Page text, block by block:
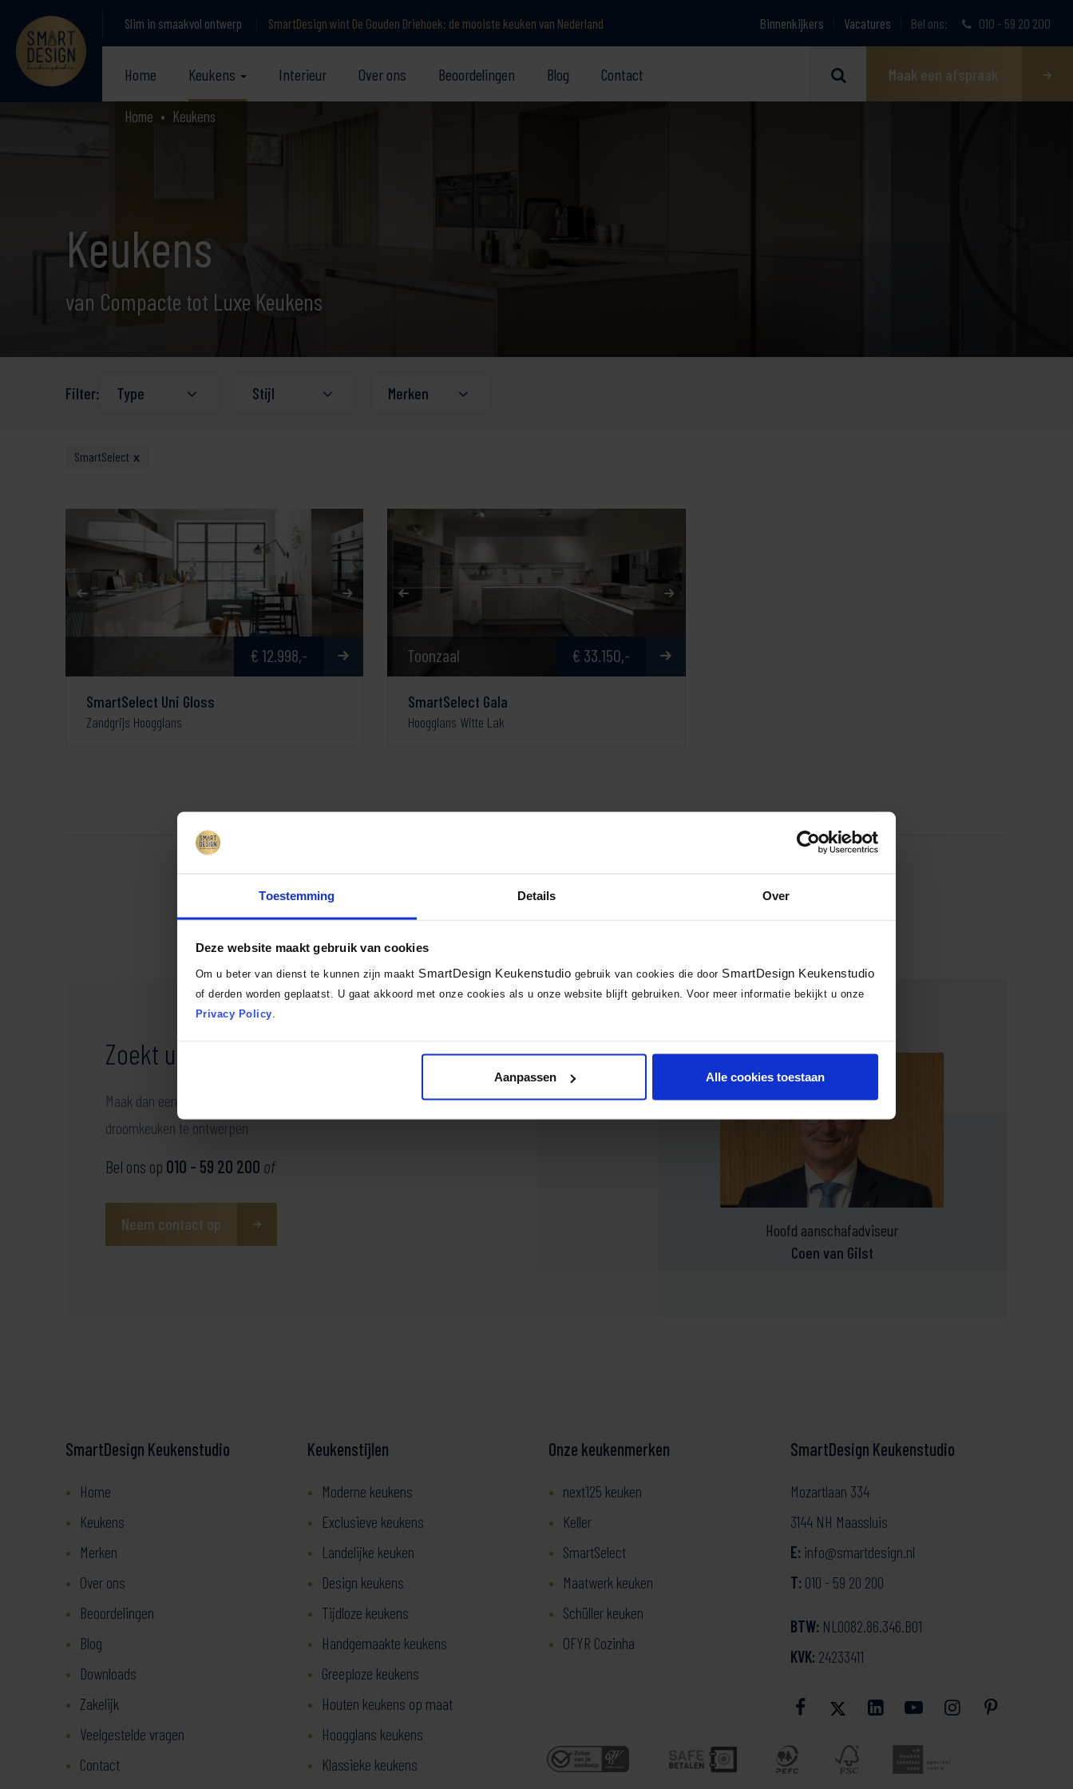
Toestemming Details Over
Deze website maakt gebruik van cookies
Om u beter van dienst te kunnen zijn maakt SmartDesign Keukenstudio gebruik van cookies die door SmartDesign Keukenstudio
of derden worden geplaatst. U gaat akkoord met onze cookies als u onze website blijft gebruiken. Voor meer informatie bekijkt u onze
Privacy Policy
Aanpassen Alle cookies toestaan
Slim in smaakvol ontwerp SmartDesign wint De Gouden Driehoek: de mooiste keuken van Nederland Bel ons: 010 - 59 20 200
Binnenkijkers Vacatures
Home Keukens Interieur Over ons Beoordelingen Blog Contact Maak een afspraak
Home Keukens
Keukens
van Compacte tot Luxe Keukens
Filter: Type Stijl Merken
SmartSelect x
€ 12.998,-
SmartSelect Uni Gloss
Zandgrijs Hoogglans
Toonzaal € 33.150,-
SmartSelect Gala
Hoogglans Witte Lak
Zoekt u
Maak dan een afspraak met één van onze adviseurs om uw
droomkeuken te ontwerpen
Bel ons op 010 - 59 20 200 of
Neem contact op
Hoofd aanschafadviseur
Coen van Gilst
SmartDesign Keukenstudio
Home
Keukens
Merken
Over ons
Beoordelingen
Blog
Downloads
Zakelijk
Veelgestelde vragen
Contact
Keukenstijlen
Moderne keukens
Exclusieve keukens
Landelijke keuken
Design keukens
Tijdloze keukens
Handgemaakte keukens
Greeploze keukens
Houten keukens op maat
Hoogglans keukens
Klassieke keukens
Onze keukenmerken
next125 keuken
Keller
SmartSelect
Maatwerk keuken
Schüller keuken
OFYR Cozinha
SmartDesign Keukenstudio
Mozartlaan 334
3144 NH Maassluis
E: info@smartdesign.nl
T: 010 - 59 20 200
BTW: NL0082.86.346.B01
KVK: 24233411